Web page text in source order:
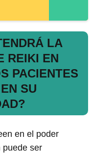
LA
REIKI EN
PACIENTES
SU
en el poder
puede ser